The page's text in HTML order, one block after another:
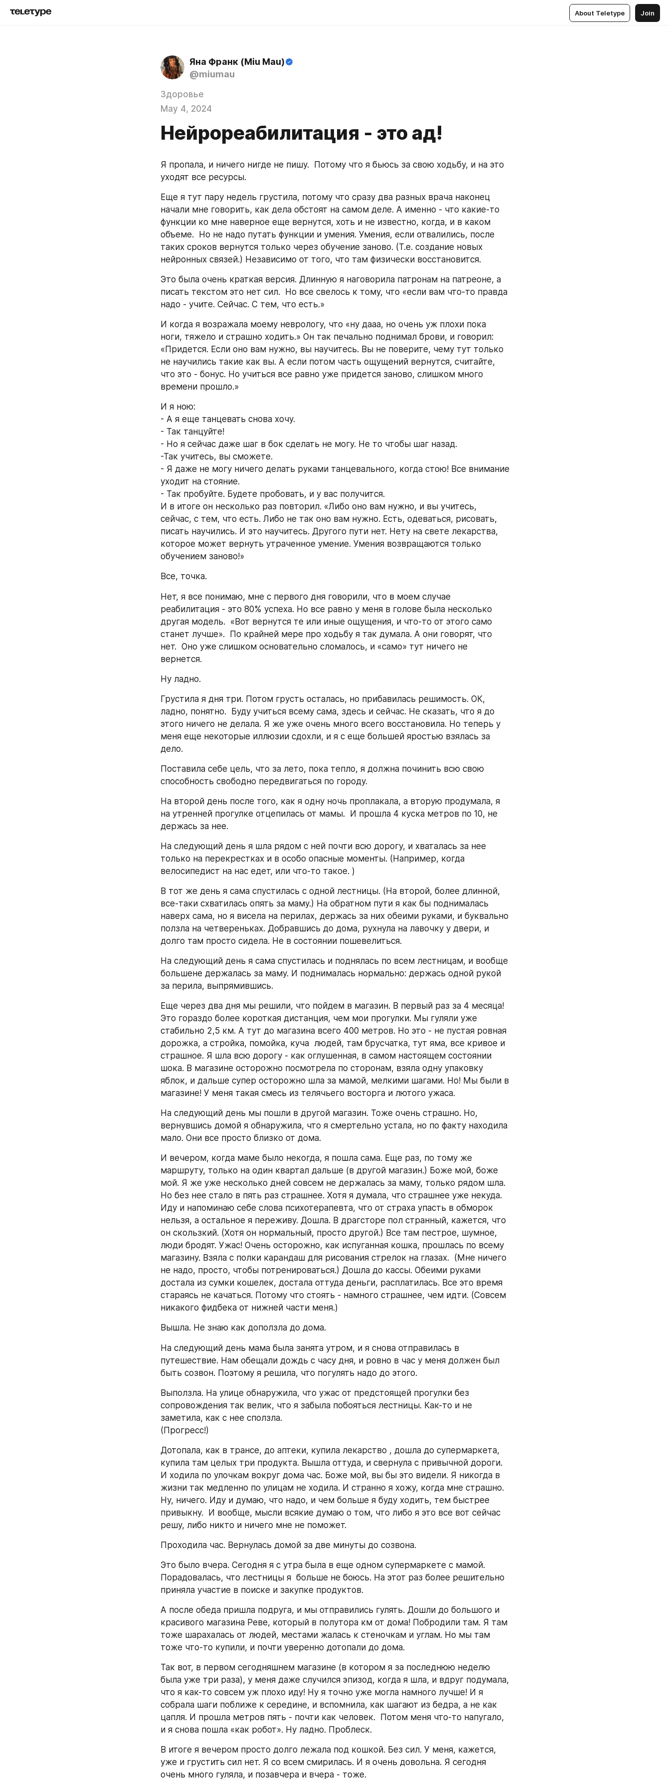
About Teletype Join
Яна Франк (Miu Mau)
@miumau
Здоровье
May 4, 2024
Нейрореабилитация - это ад!
Я пропала, и ничего нигде не пишу.  Потому что я бьюсь за свою ходьбу, и на это
уходят все ресурсы.
Еще я тут пару недель грустила, потому что сразу два разных врача наконец
начали мне говорить, как дела обстоят на самом деле. А именно - что какие-то
функции ко мне наверное еще вернутся, хоть и не известно, когда, и в каком
объеме.  Но не надо путать функции и умения. Умения, если отвалились, после
таких сроков вернутся только через обучение заново. (Т.е. создание новых
нейронных связей.) Независимо от того, что там физически восстановится.
Это была очень краткая версия. Длинную я наговорила патронам на патреоне, а
писать текстом это нет сил.  Но все свелось к тому, что «если вам что-то правда
надо - учите. Сейчас. С тем, что есть.»
И когда я возражала моему неврологу, что «ну дааа, но очень уж плохи пока
ноги, тяжело и страшно ходить.» Он так печально поднимал брови, и говорил:
«Придется. Если оно вам нужно, вы научитесь. Вы не поверите, чему тут только
не научились такие как вы. А если потом часть ощущений вернутся, считайте,
что это - бонус. Но учиться все равно уже придется заново, слишком много
времени прошло.»
И я ною:
- А я еще танцевать снова хочу.
- Так танцуйте!
- Но я сейчас даже шаг в бок сделать не могу. Не то чтобы шаг назад.
-Так учитесь, вы сможете.
- Я даже не могу ничего делать руками танцевального, когда стою! Все внимание
уходит на стояние.
- Так пробуйте. Будете пробовать, и у вас получится.
И в итоге он несколько раз повторил. «Либо оно вам нужно, и вы учитесь,
сейчас, с тем, что есть. Либо не так оно вам нужно. Есть, одеваться, рисовать,
писать научились. И это научитесь. Другого пути нет. Нету на свете лекарства,
которое может вернуть утраченное умение. Умения возвращаются только
обучением заново!»
Все, точка.
Нет, я все понимаю, мне с первого дня говорили, что в моем случае
реабилитация - это 80% успеха. Но все равно у меня в голове была несколько
другая модель.  «Вот вернутся те или иные ощущения, и что-то от этого само
станет лучше».  По крайней мере про ходьбу я так думала. А они говорят, что
нет.  Оно уже слишком основательно сломалось, и «само» тут ничего не
вернется.
Ну ладно.
Грустила я дня три. Потом грусть осталась, но прибавилась решимость. ОК,
ладно, понятно.  Буду учиться всему сама, здесь и сейчас. Не сказать, что я до
этого ничего не делала. Я же уже очень много всего восстановила. Но теперь у
меня еще некоторые иллюзии сдохли, и я с еще большей яростью взялась за
дело.
Поставила себе цель, что за лето, пока тепло, я должна починить всю свою
способность свободно передвигаться по городу.
На второй день после того, как я одну ночь проплакала, а вторую продумала, я
на утренней прогулке отцепилась от мамы.  И прошла 4 куска метров по 10, не
держась за нее.
На следующий день я шла рядом с ней почти всю дорогу, и хваталась за нее
только на перекрестках и в особо опасные моменты. (Например, когда
велосипедист на нас едет, или что-то такое. )
В тот же день я сама спустилась с одной лестницы. (На второй, более длинной,
все-таки схватилась опять за маму.) На обратном пути я как бы поднималась
наверх сама, но я висела на перилах, держась за них обеими руками, и буквально
ползла на четвереньках. Добравшись до дома, рухнула на лавочку у двери, и
долго там просто сидела. Не в состоянии пошевелиться.
На следующий день я сама спустилась и поднялась по всем лестницам, и вообще
большене держалась за маму. И поднималась нормально: держась одной рукой
за перила, выпрямившись.
Еще через два дня мы решили, что пойдем в магазин. В первый раз за 4 месяца!
Это гораздо более короткая дистанция, чем мои прогулки. Мы гуляли уже
стабильно 2,5 км. А тут до магазина всего 400 метров. Но это - не пустая ровная
дорожка, а стройка, помойка, куча  людей, там брусчатка, тут яма, все кривое и
страшное. Я шла всю дорогу - как оглушенная, в самом настоящем состоянии
шока. В магазине осторожно посмотрела по сторонам, взяла одну упаковку
яблок, и дальше супер осторожно шла за мамой, мелкими шагами. Но! Мы были в
магазине! У меня такая смесь из телячьего восторга и лютого ужаса.
На следующий день мы пошли в другой магазин. Тоже очень страшно. Но,
вернувшись домой я обнаружила, что я смертельно устала, но по факту находила
мало. Они все просто близко от дома.
И вечером, когда маме было некогда, я пошла сама. Еще раз, по тому же
маршруту, только на один квартал дальше (в другой магазин.) Боже мой, боже
мой. Я же уже несколько дней совсем не держалась за маму, только рядом шла.
Но без нее стало в пять раз страшнее. Хотя я думала, что страшнее уже некуда.
Иду и напоминаю себе слова психотерапевта, что от страха упасть в обморок
нельзя, а остальное я переживу. Дошла. В драгсторе пол странный, кажется, что
он скользкий. (Хотя он нормальный, просто другой.) Все там пестрое, шумное,
люди бродят. Ужас! Очень осторожно, как испуганная кошка, прошлась по всему
магазину. Взяла с полки карандаш для рисования стрелок на глазах.  (Мне ничего
не надо, просто, чтобы потренироваться.) Дошла до кассы. Обеими руками
достала из сумки кошелек, достала оттуда деньги, расплатилась. Все это время
стараясь не качаться. Потому что стоять - намного страшнее, чем идти. (Совсем
никакого фидбека от нижней части меня.)
Вышла. Не знаю как доползла до дома.
На следующий день мама была занята утром, и я снова отправилась в
путешествие. Нам обещали дождь с часу дня, и ровно в час у меня должен был
быть созвон. Поэтому я решила, что погулять надо до этого.
Выползла. На улице обнаружила, что ужас от предстоящей прогулки без
сопровождения так велик, что я забыла побояться лестницы. Как-то и не
заметила, как с нее сползла.
(Прогресс!)
Дотопала, как в трансе, до аптеки, купила лекарство , дошла до супермаркета,
купила там целых три продукта. Вышла оттуда, и свернула с привычной дороги.
И ходила по улочкам вокруг дома час. Боже мой, вы бы это видели. Я никогда в
жизни так медленно по улицам не ходила. И странно я хожу, когда мне страшно.
Ну, ничего. Иду и думаю, что надо, и чем больше я буду ходить, тем быстрее
привыкну.  И вообще, мысли всякие думаю о том, что либо я это все вот сейчас
решу, либо никто и ничего мне не поможет.
Проходила час. Вернулась домой за две минуты до созвона.
Это было вчера. Сегодня я с утра была в еще одном супермаркете с мамой.
Порадовалась, что лестницы я  больше не боюсь. На этот раз более решительно
приняла участие в поиске и закупке продуктов.
А после обеда пришла подруга, и мы отправились гулять. Дошли до большого и
красивого магазина Реве, который в полутора км от дома! Побродили там. Я там
тоже шарахалась от людей, местами жалась к стеночкам и углам. Но мы там
тоже что-то купили, и почти уверенно дотопали до дома.
Так вот, в первом сегодняшнем магазине (в котором я за последнюю неделю
была уже три раза), у меня даже случился эпизод, когда я шла, и вдруг подумала,
что я как-то совсем уж плохо иду! Ну я точно уже могла намного лучше! И я
собрала шаги поближе к середине, и вспомнила, как шагают из бедра, а не как
цапля. И прошла метров пять - почти как человек.  Потом меня что-то напугало,
и я снова пошла «как робот». Ну ладно. Проблеск.
В итоге я вечером просто долго лежала под кошкой. Без сил. У меня, кажется,
уже и грустить сил нет. Я со всем смирилась. И я очень довольна. Я сегодня
очень много гуляла, и позавчера и вчера - тоже.